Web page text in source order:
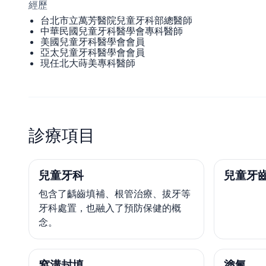
經歷
台北市立萬芳醫院兒童牙科部總醫師
中華民國兒童牙科醫學會專科醫師
美國兒童牙科醫學會會員
亞太兒童牙科醫學會會員
現任北大蒔美專科醫師
診療項目
兒童牙科
包含了齲齒填補、根管治療、拔牙等
牙科處置，也融入了預防保健的概
念。
兒童牙